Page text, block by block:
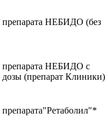
НЕБИДО (без
препарата НЕБИДО с
(препарат Клиники)